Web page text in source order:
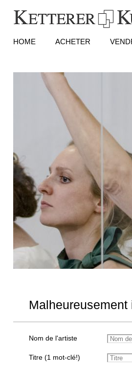
HOME ACHETER
Nom de l'artiste
Titre (1 mot-clé!)